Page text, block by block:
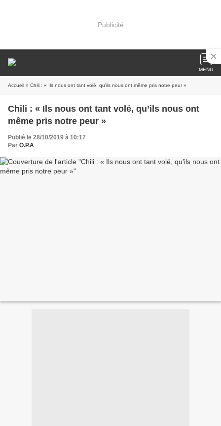
Publicité
MENU
Accueil » Chili : « Ils nous ont tant volé, qu’ils nous ont même pris notre peur »
Chili : « Ils nous ont tant volé, qu’ils nous ont
même pris notre peur »
Publié le 28/10/2019 à 10:17
Par O.P.A